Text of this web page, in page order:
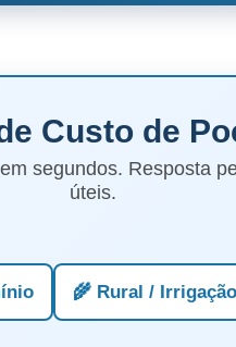
Custo de
segundos. Resposta
úteis.
🌾 Rural / Irrigação